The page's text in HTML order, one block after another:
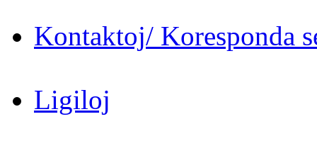
Kontaktoj/ Koresponda
Ligiloj